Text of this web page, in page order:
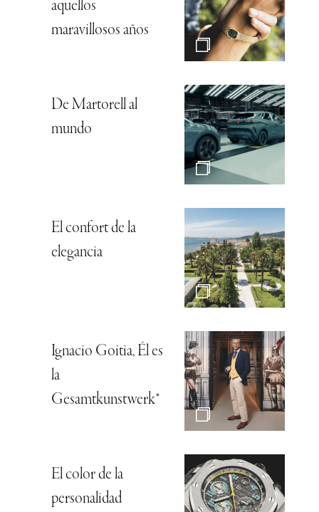
aquellos
maravillosos años
De Martorell al
mundo
El confort de la
elegancia
Ignacio Goitia, Él es
la
Gesamtkunstwerk*
El color de la
personalidad